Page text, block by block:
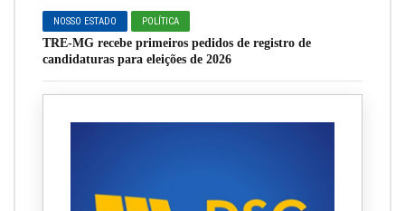
NOSSO ESTADO POLÍTICA
TRE-MG recebe primeiros pedidos de registro de
candidaturas para eleições de 2026